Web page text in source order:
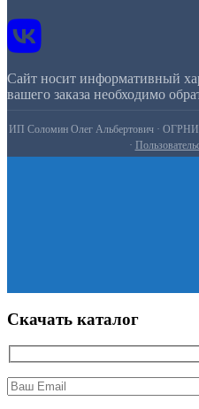
Сайт носит информативный
вашего заказа необходимо
ИП Соломин Олег Альбертович ·
·
Скачать каталог